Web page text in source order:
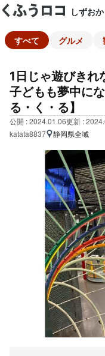
しずおか
すべて グルメ
1日じゃ遊びきれ
子どもも夢中に
る・く・る】
公開 : 2024.01.06更新 :
katata8837
静岡県全域